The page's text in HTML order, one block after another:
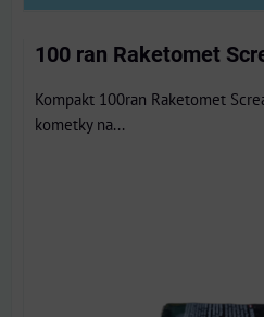
100 ran Raketomet
Kompakt 100ran Raketomet
kometky na...